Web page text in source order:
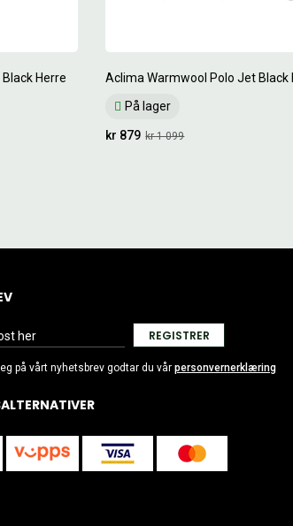
Herre
Aclima Warmwool Polo Jet Black
På lager
kr 1 099
kr 879
REGISTRER
på vårt nyhetsbrev godtar du vår personvernerklæring